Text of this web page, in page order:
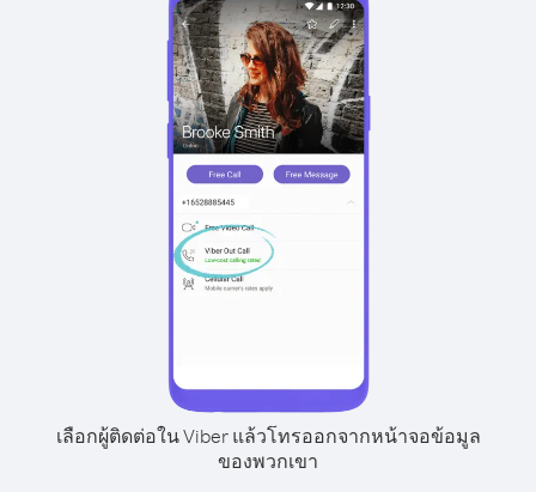
เลือกผู้ติดต่อใน Viber แล้วโทรออกจากหน้าจอข้อมูล
ของพวกเขา